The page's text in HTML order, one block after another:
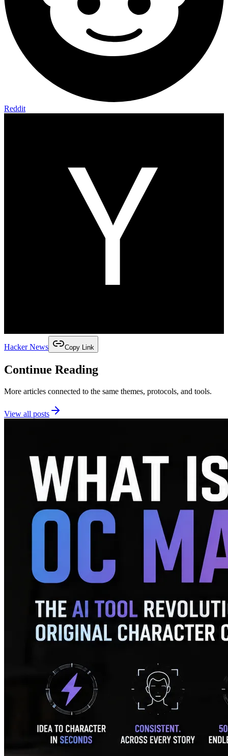
Reddit
Hacker News Copy Link
Continue Reading
More articles connected to the same themes, protocols, and tools.
View all posts